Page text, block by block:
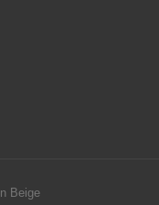
Beige